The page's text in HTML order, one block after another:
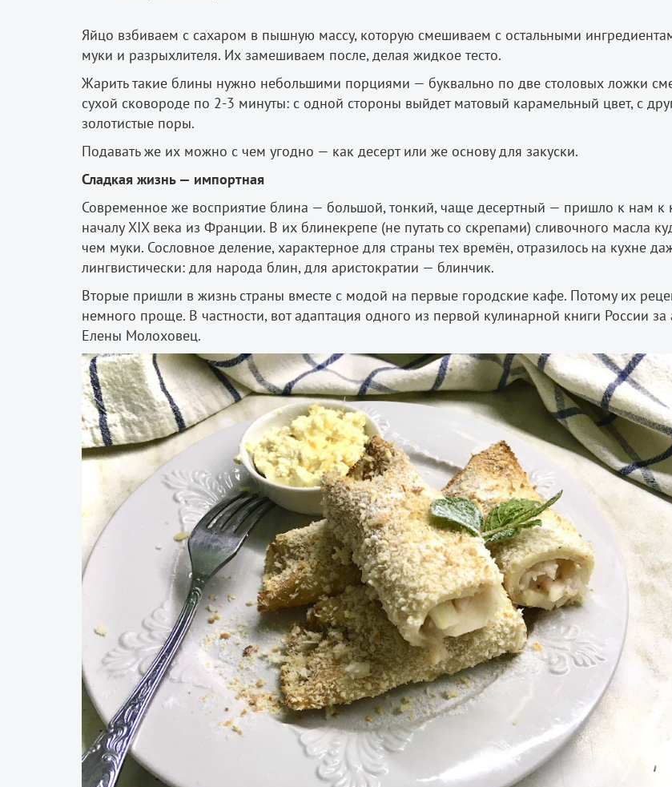
Яйцо взбиваем с сахаром в пышную массу, которую смешиваем с остальными
муки и разрыхлителя. Их замешиваем после, делая жидкое тесто.
Жарить такие блины нужно небольшими порциями — буквально по две столовых ложки
сухой сковороде по 2­-3 минуты: с одной стороны выйдет матовый карамельный цвет, с
золотистые поры.
Подавать же их можно с чем угодно — как десерт или же основу для закуски.
Сладкая жизнь — импортная
Современное же восприятие блина — большой, тонкий, чаще десертный — пришло к нам к
началу XIX века из Франции. В их блине­крепе (не путать со скрепами) сливочного масла
чем муки. Сословное деление, характерное для страны тех времён, отразилось на кухне
лингвистически: для народа блин, для аристократии — блинчик.
Вторые пришли в жизнь страны вместе с модой на первые городские кафе. Потому их
немного проще. В частности, вот адаптация одного из первой кулинарной книги России за
Елены Молоховец.